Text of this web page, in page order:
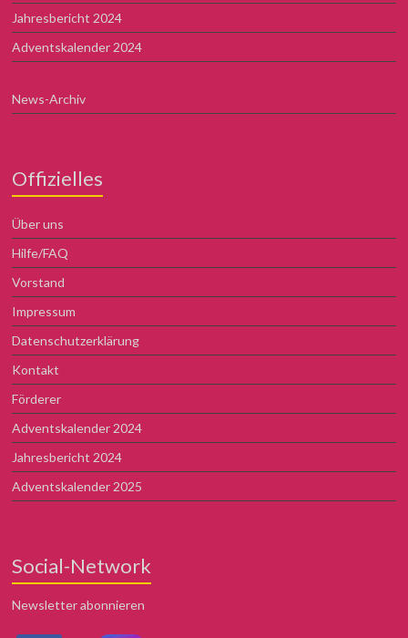
Jahresbericht 2024
Adventskalender 2024
News-Archiv
Offizielles
Über uns
Hilfe/FAQ
Vorstand
Impressum
Datenschutzerklärung
Kontakt
Förderer
Adventskalender 2024
Jahresbericht 2024
Adventskalender 2025
Social-Network
Newsletter abonnieren